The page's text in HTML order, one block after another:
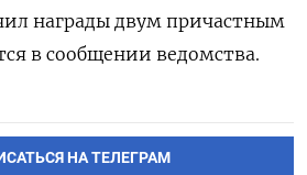
награды двум причастным
в сообщении ведомства.
НА ТЕЛЕГРАМ